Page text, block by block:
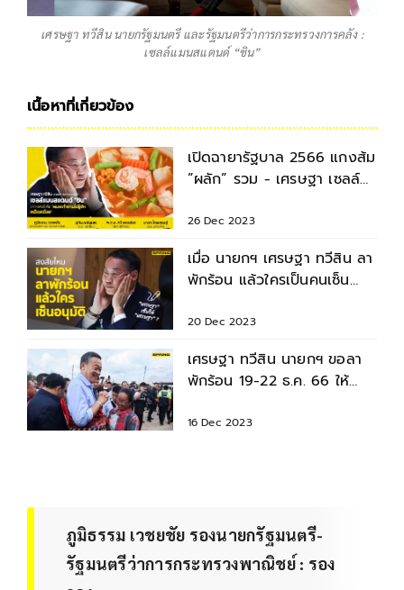
เศรษฐา ทวีสิน นายกรัฐมนตรี และรัฐมนตรีว่าการกระทรวงการคลัง :
เซลล์แมนสแตนด์ “ชิน”
เนื้อหาที่เกี่ยวข้อง
เปิดฉายารัฐบาล 2566 แกง​ส้ม​
”ผลัก” รวม - เศรษฐา เซลล์
26 Dec 2023
เมื่อ นายกฯ เศรษฐา ทวีสิน ลา
พักร้อน แล้วใครเป็นคนเซ็น
20 Dec 2023
เศรษฐา ทวีสิน นายกฯ ขอลา
พักร้อน 19-22 ธ.ค. 66 ให้
ตลอด
16 Dec 2023
ภูมิธรรม​ เวชย​ชัย​ รองนายก​รัฐมนตรี​-​
รัฐมนตรี​ว่าการ​กระทรวง​พาณิชย์ : รอง